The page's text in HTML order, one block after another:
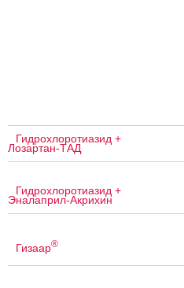
Гидрохлоротиазид +
Лозартан-ТАД
Гидрохлоротиазид +
Эналаприл-Акрихин
Гизаар®